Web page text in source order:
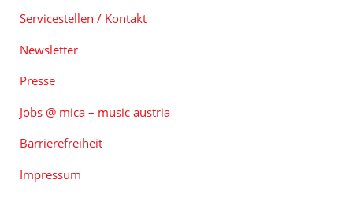
Servicestellen / Kontakt
Newsletter
Presse
Jobs @ mica – music austria
Barrierefreiheit
Impressum